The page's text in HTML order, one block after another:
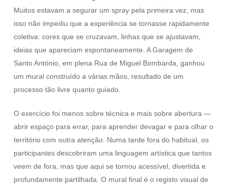
Muitos estavam a segurar um spray pela primeira vez, mas
isso não impediu que a experiência se tornasse rapidamente
coletiva: cores que se cruzavam, linhas que se ajustavam,
ideias que apareciam espontaneamente. A Garagem de
Santo António, em plena Rua de Miguel Bombarda, ganhou
um mural construído a várias mãos, resultado de um
processo tão livre quanto guiado.
O exercício foi menos sobre técnica e mais sobre abertura —
abrir espaço para errar, para aprender devagar e para olhar o
território com outra atenção. Numa tarde fora do habitual, os
participantes descobriram uma linguagem artística que tantos
veem de fora, mas que aqui se tornou acessível, divertida e
profundamente partilhada. O mural final é o registo visual de